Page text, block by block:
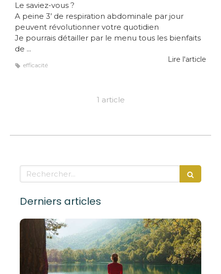
Le saviez-vous ?
A peine 3’ de respiration abdominale par jour
peuvent révolutionner votre quotidien
Je pourrais détailler par le menu tous les bienfaits
de ...
Lire l'article
efficacité
1 article
Rechercher
Derniers articles